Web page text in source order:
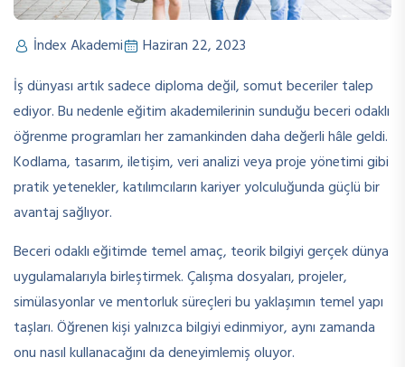
İndex Akademi
Haziran 22, 2023
İş dünyası artık sadece diploma değil, somut beceriler talep
ediyor. Bu nedenle eğitim akademilerinin sunduğu beceri odaklı
öğrenme programları her zamankinden daha değerli hâle geldi.
Kodlama, tasarım, iletişim, veri analizi veya proje yönetimi gibi
pratik yetenekler, katılımcıların kariyer yolculuğunda güçlü bir
avantaj sağlıyor.
Beceri odaklı eğitimde temel amaç, teorik bilgiyi gerçek dünya
uygulamalarıyla birleştirmek. Çalışma dosyaları, projeler,
simülasyonlar ve mentorluk süreçleri bu yaklaşımın temel yapı
taşları. Öğrenen kişi yalnızca bilgiyi edinmiyor, aynı zamanda
onu nasıl kullanacağını da deneyimlemiş oluyor.